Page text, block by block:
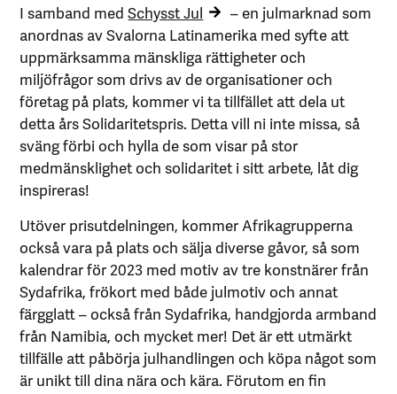
I samband medSchysst Jul
– en julmarknad som
anordnas av Svalorna Latinamerika med syfte att
uppmärksamma mänskliga rättigheter och
miljöfrågor som drivs av de organisationer och
företag på plats, kommer vi ta tillfället att dela ut
detta års Solidaritetspris. Detta vill ni inte missa, så
sväng förbi och hylla de som visar på stor
medmänsklighet och solidaritet i sitt arbete, låt dig
inspireras!
Utöver prisutdelningen, kommer Afrikagrupperna
också vara på plats och sälja diverse gåvor, så som
kalendrar för 2023 med motiv av tre konstnärer från
Sydafrika, frökort med både julmotiv och annat
färgglatt – också från Sydafrika, handgjorda armband
från Namibia, och mycket mer! Det är ett utmärkt
tillfälle att påbörja julhandlingen och köpa något som
är unikt till dina nära och kära. Förutom en fin